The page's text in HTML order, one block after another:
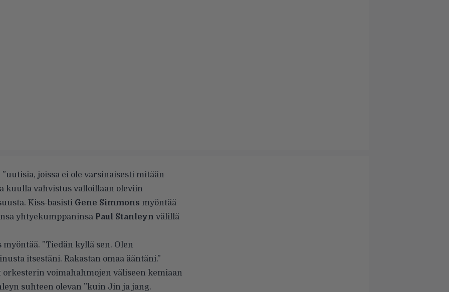
joissa ei ole varsinaisesti mitään
kuulla vahvistus valloillaan oleviin
Kiss-basisti Gene Simmons myöntää
yhtyekumppaninsa Paul Stanleyn välillä
”Tiedän kyllä sen. Olen
itsestäni. Rakastan omaa ääntäni.”
voimahahmojen väliseen kemiaan
suhteen olevan ”kuin Jin ja jang.